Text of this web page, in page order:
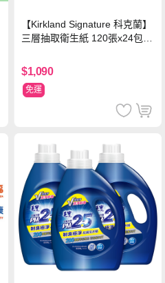
【Kirkland Signature 科克蘭】
三層抽取衛生紙 120張x24包x2
$1,090
免運